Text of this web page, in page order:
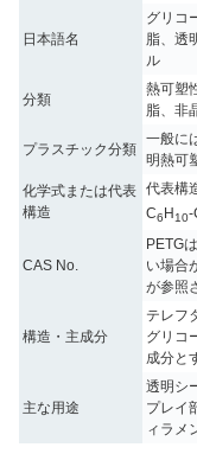
日本語名
グリコ
脂、透
ル
分類
熱可塑
脂、非
プラスチック分類
一般に
明熱可
化学式または代表
構造
代表構
C6H10-
CAS No.
PETG
い場合
が参照
構造・主成分
テレフ
グリコ
成分と
主な用途
透明シ
プレイ
ィラメ